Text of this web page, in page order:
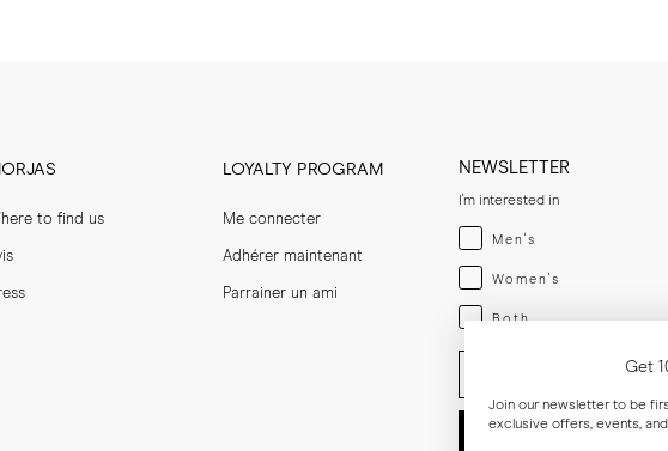
to find us
LOYALTY PROGRAM
Me connecter
Adhérer maintenant
Parrainer un ami
NEWSLETTER
I'm interested in
Menswear
Men's
Womenswear
Women's
Both
Both
Enter your email adress
Get
Join our newsletter to be
exclusive offers, events,